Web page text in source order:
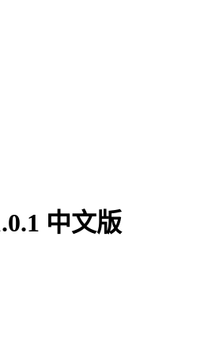
中文版